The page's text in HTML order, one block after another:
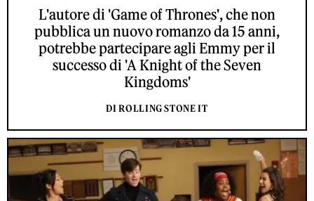
L'autore di 'Game of Thrones', che non
pubblica un nuovo romanzo da 15 anni,
potrebbe partecipare agli Emmy per il
successo di 'A Knight of the Seven
Kingdoms'
DI ROLLING STONE IT